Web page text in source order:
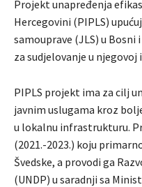
Projekt unapređenja
Hercegovini (PIPLS)
samouprave (JLS) u Bosni
za sudjelovanje u
PIPLS projekt ima za cilj
javnim uslugama kroz
u lokalnu infrastrukturu.
(2021.-2023.) koju
Švedske, a provodi ga
(UNDP) u saradnji sa